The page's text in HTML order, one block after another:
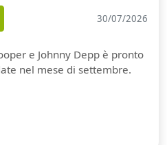
30/07/2026
e Johnny Depp è pronto
nel mese di settembre.